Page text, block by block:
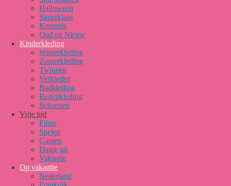
Halloween
Sinterklaas
Kerstmis
Oud en Nieuw
Kinderkleding
Winterkleding
Zomerkleding
Twinnen
Verkleden
Badkleding
Regenkleding
Schoenen
Vrije tijd
Films
Spelen
Gamen
Dagje uit
Vakantie
Op vakantie
Nederland